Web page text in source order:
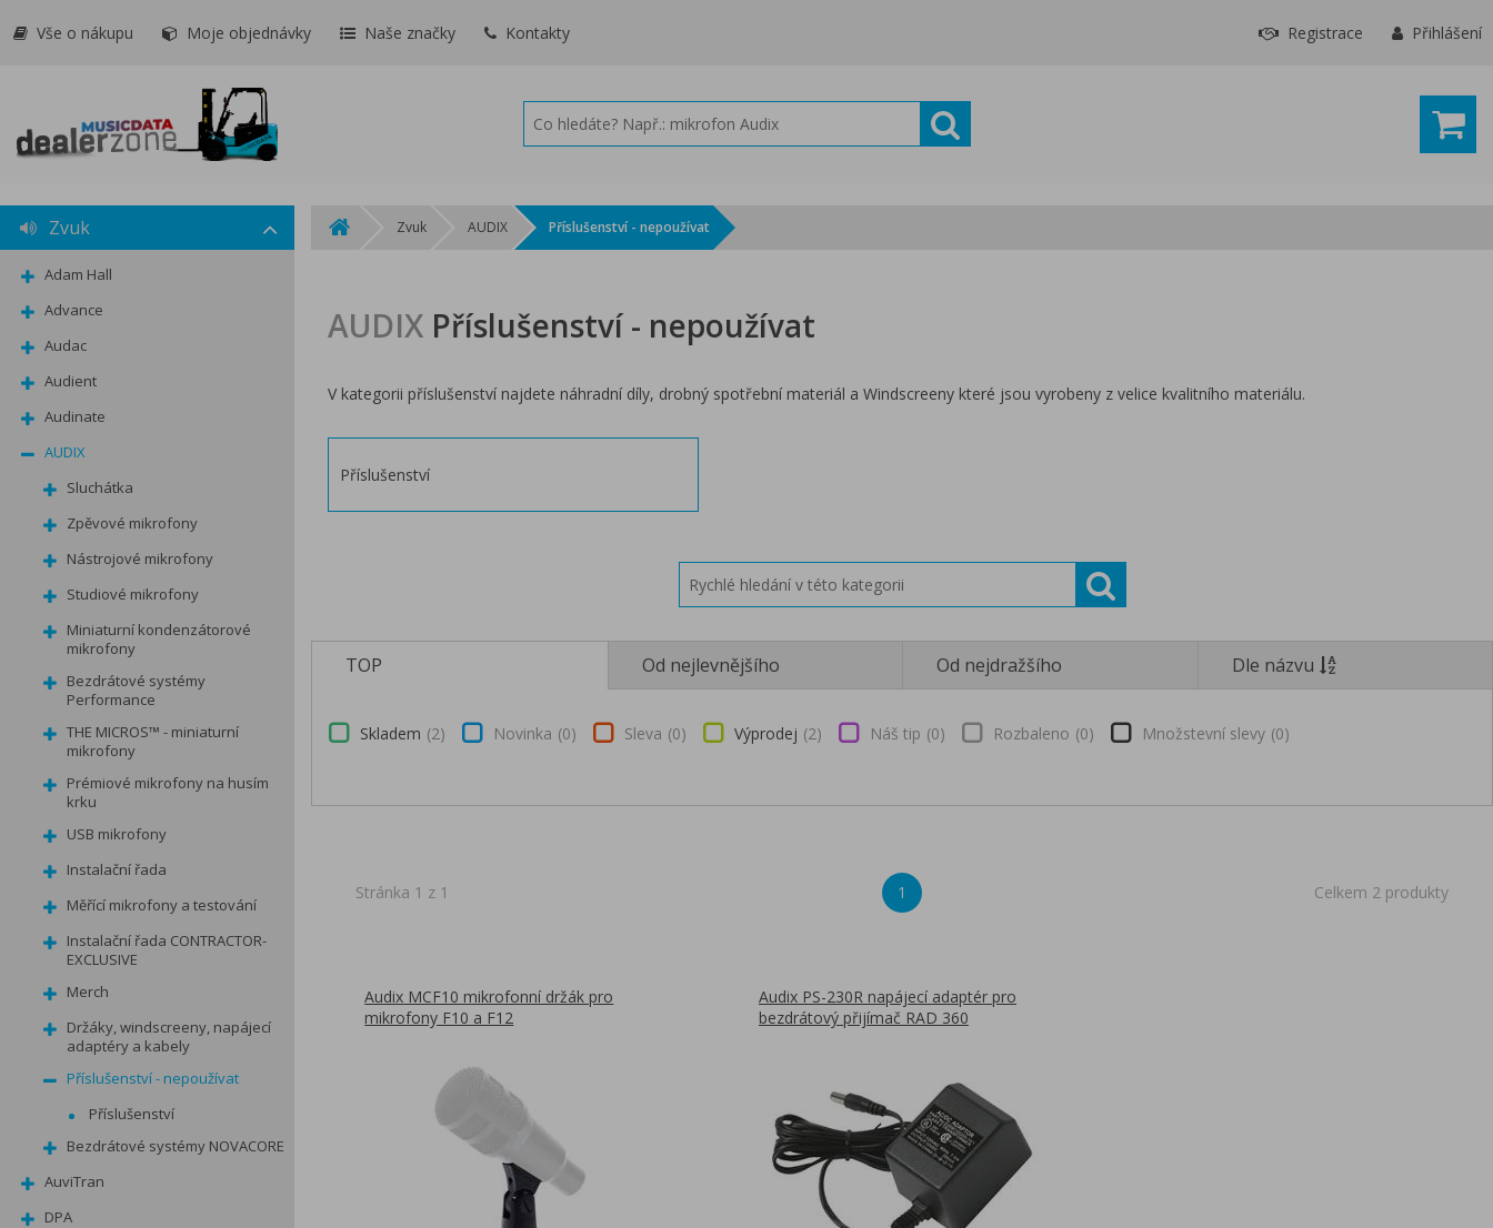
Vše o nákupu Moje objednávky Naše značky Kontakty Registrace Přihlášení
Zvuk
Adam Hall
Advance
Audac
Audient
Audinate
AUDIX
Sluchátka
Zpěvové mikrofony
Nástrojové mikrofony
Studiové mikrofony
Miniaturní kondenzátorové
mikrofony
Bezdrátové systémy
Performance
THE MICROS™ - miniaturní
mikrofony
Prémiové mikrofony na husím
krku
USB mikrofony
Instalační řada
Měřící mikrofony a testování
Instalační řada CONTRACTOR-
EXCLUSIVE
Merch
Držáky, windscreeny, napájecí
adaptéry a kabely
Příslušenství - nepoužívat
Příslušenství
Bezdrátové systémy NOVACORE
AuviTran
DPA
Zvuk AUDIX Příslušenství - nepoužívat
AUDIX Příslušenství - nepoužívat
V kategorii příslušenství najdete náhradní díly, drobný spotřební materiál a Windscreeny které jsou vyrobeny z velice kvalitního materiálu.
Příslušenství
TOP Od nejlevnějšího Od nejdražšího Dle názvu
Skladem 2 Novinka 0 Sleva 0 Výprodej 2 Náš tip 0 Rozbaleno 0 Množstevní slevy 0
Stránka 1 z 1 1 Celkem 2 produkty
Audix MCF10 mikrofonní držák pro
mikrofony F10 a F12
Audix PS-230R napájecí adaptér pro
bezdrátový přijímač RAD 360